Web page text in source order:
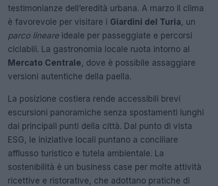
testimonianze dell’eredità urbana. A marzo il clima
è favorevole per visitare i Giardini del Turia, un
parco lineareideale per passeggiate e percorsi
ciclabili. La gastronomia locale ruota intorno al
Mercato Centrale, dove è possibile assaggiare
versioni autentiche della paella.
La posizione costiera rende accessibili brevi
escursioni panoramiche senza spostamenti lunghi
dai principali punti della città. Dal punto di vista
ESG, le iniziative locali puntano a conciliare
afflusso turistico e tutela ambientale. La
sostenibilità è un business case per molte attività
ricettive e ristorative, che adottano pratiche di